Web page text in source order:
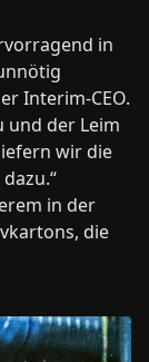
in
Interim-CEO.
und der Leim
wir die
in der
die